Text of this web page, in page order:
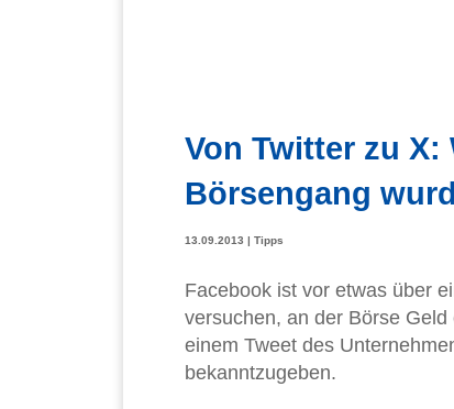
Von Twitter zu X:
Börsengang
13.09.2013 | Tipps
Facebook ist vor etwas über
versuchen, an der Börse
einem Tweet des
bekanntzugeben.